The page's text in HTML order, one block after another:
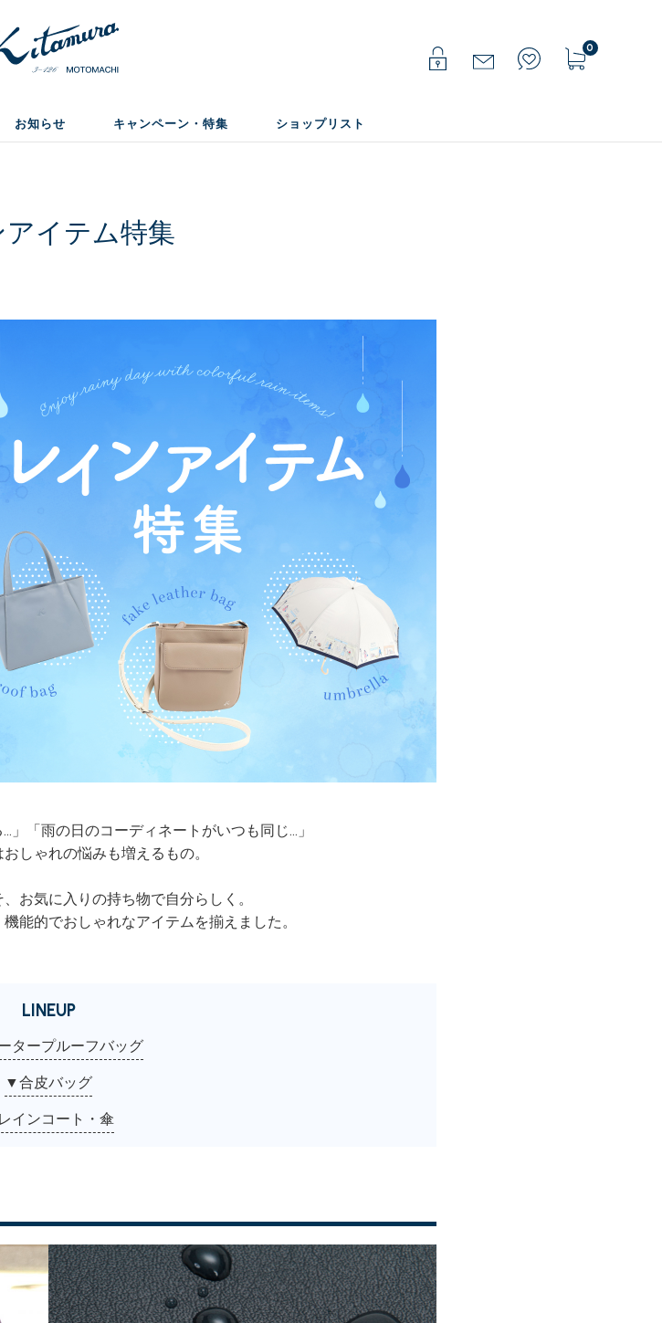
0
お知らせ キャンペーン・特集 ショップリスト
アイテム特集
」
「雨の日のコーディネートがいつも同じ…」
しゃれの悩みも増えるもの。
お気に入りの持ち物で自分らしく。
機能的でおしゃれなアイテムを揃えました。
LINEUP
タープルーフバッグ
▼合皮バッグ
インコート・傘